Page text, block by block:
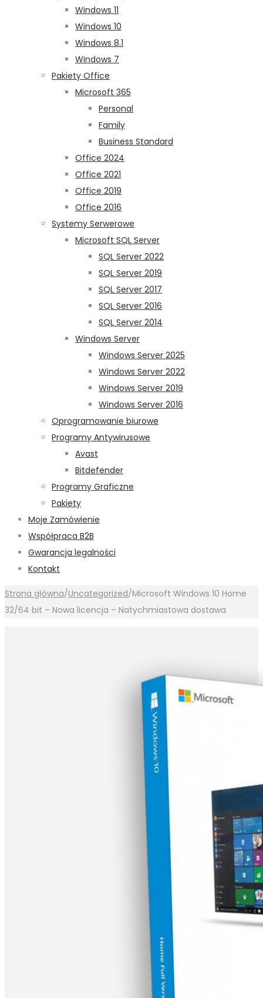
Windows 11
Windows 10
Windows 8.1
Windows 7
Pakiety Office
Microsoft 365
Personal
Family
Business Standard
Office 2024
Office 2021
Office 2019
Office 2016
Systemy Serwerowe
Microsoft SQL Server
SQL Server 2022
SQL Server 2019
SQL Server 2017
SQL Server 2016
SQL Server 2014
Windows Server
Windows Server 2025
Windows Server 2022
Windows Server 2019
Windows Server 2016
Oprogramowanie biurowe
Programy Antywirusowe
Avast
Bitdefender
Programy Graficzne
Pakiety
Moje Zamówienie
Współpraca B2B
Gwarancja legalności
Kontakt
Strona główna/Uncategorized/Microsoft Windows 10 Home
32/64 bit – Nowa licencja – Natychmiastowa dostawa